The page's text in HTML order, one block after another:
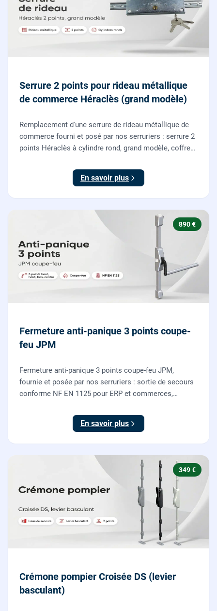
Serrure 2 points pour rideau métallique
de commerce Héraclès (grand modèle)
Remplacement d'une serrure de rideau métallique de
commerce fourni et posé par nos serruriers : serrure 2
points Héraclès à cylindre rond, grand modèle, coffre
des deux points de verrouillage.
En savoir plus
890 €
Fermeture anti-panique 3 points coupe-
feu JPM
Fermeture anti-panique 3 points coupe-feu JPM,
fournie et posée par nos serruriers : sortie de secours
conforme NF EN 1125 pour ERP et commerces,
En savoir plus
349 €
Crémone pompier Croisée DS (levier
basculant)